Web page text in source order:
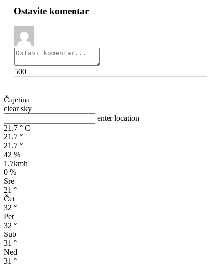
Ostavite komentar
500
Čajetina
clear sky
enter location
21.7 ° C
21.7 °
21.7 °
42 %
1.7kmh
0 %
Sre
21 °
Čet
32 °
Pet
32 °
Sub
31 °
Ned
31 °